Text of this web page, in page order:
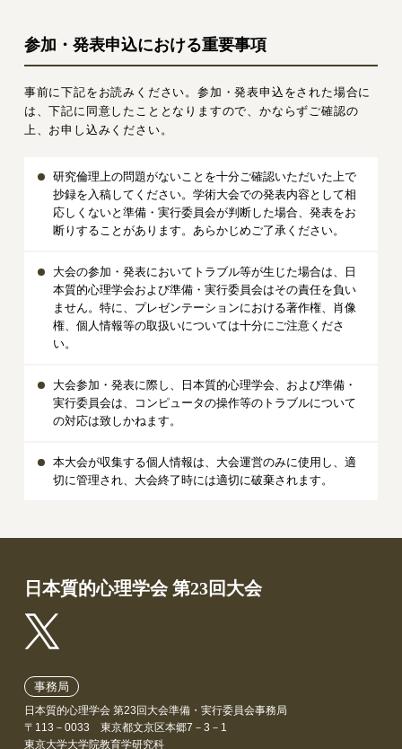
参加・発表申込における重要事項
事前に下記をお読みください。参加・発表申込をされた場合に
は、下記に同意したこととなりますので、かならずご確認の
上、お申し込みください。
研究倫理上の問題がないことを十分ご確認いただいた上で
抄録を入稿してください。学術大会での発表内容として相
応しくないと準備・実行委員会が判断した場合、発表をお
断りすることがあります。あらかじめご了承ください。
大会の参加・発表においてトラブル等が生じた場合は、日
本質的心理学会および準備・実行委員会はその責任を負い
ません。特に、プレゼンテーションにおける著作権、肖像
権、個人情報等の取扱いについては十分にご注意くださ
い。
大会参加・発表に際し、日本質的心理学会、および準備・
実行委員会は、コンピュータの操作等のトラブルについて
の対応は致しかねます。
本大会が収集する個人情報は、大会運営のみに使用し、適
切に管理され、大会終了時には適切に破棄されます。
日本質的心理学会 第23回大会
事務局
日本質的心理学会 第23回大会準備・実行委員会事務局
〒113－0033 東京都文京区本郷7－3－1
東京大学大学院教育学研究科